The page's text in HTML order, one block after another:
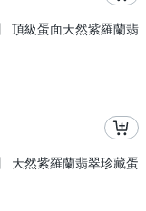
頂級蛋面天然紫羅蘭翡
天然紫羅蘭翡翠珍藏蛋